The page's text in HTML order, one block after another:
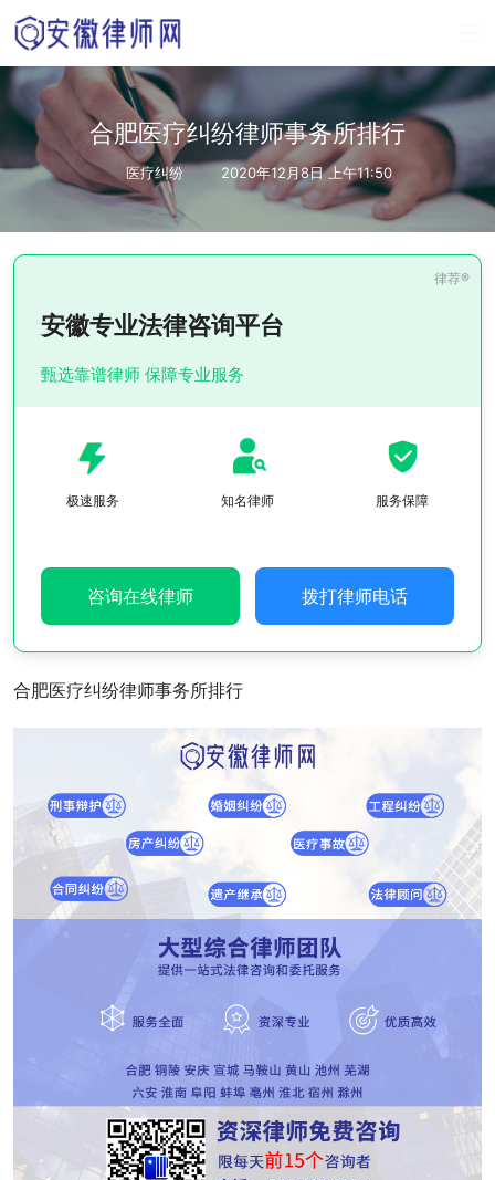
合肥医疗纠纷律师事务所排行
医疗纠纷 2020年12月8日 上午11:50
安徽专业法律咨询平台
甄选靠谱律师 保障专业服务
极速服务 知名律师 服务保障
咨询在线律师 拨打律师电话
合肥医疗纠纷律师事务所排行